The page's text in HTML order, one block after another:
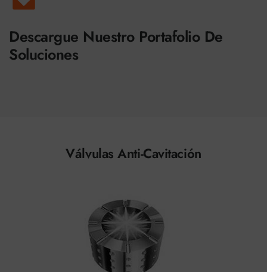
Descargue Nuestro Portafolio De
Soluciones
Válvulas Anti-Cavitación